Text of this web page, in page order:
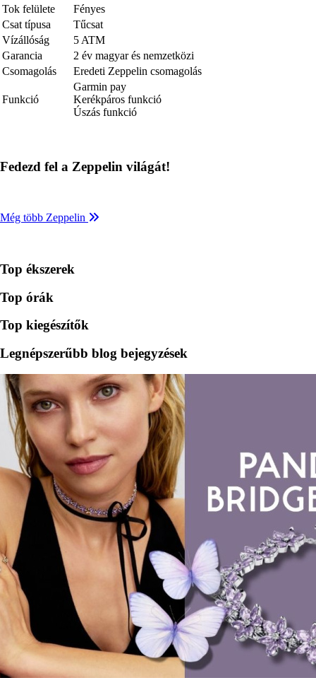
Tok felülete
Fényes
Csat típusa
Tűcsat
Vízállóság
5 ATM
Garancia
2 év magyar és nemzetközi
Csomagolás
Eredeti Zeppelin csomagolás
Funkció
Garmin pay
Kerékpáros funkció
Úszás funkció
Fedezd fel a Zeppelin világát!
Még több Zeppelin
Top ékszerek
Top órák
Top kiegészítők
Legnépszerűbb blog bejegyzések